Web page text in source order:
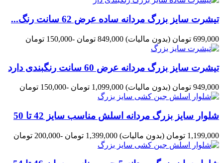
تیشرت سایز بزرگ مردانه ساده عرض 62 سانت رنگ...
699,000 تومان (بدون مالیات) 849,000 تومان -150,000 تومان
تیشرت سایز بزرگ مردانه عرض 60 سانت رنگبندی دارد
949,000 تومان (بدون مالیات) 1,099,000 تومان -150,000 تومان
شلوار سایز بزرگ مردانه اسلش مناسب سایز 42 تا 50
1,199,000 تومان (بدون مالیات) 1,399,000 تومان -200,000 تومان